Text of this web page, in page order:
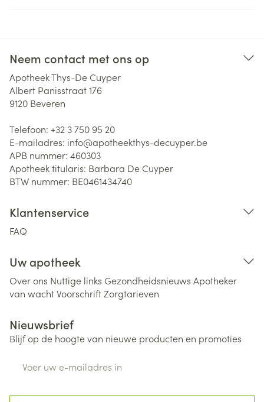
Neem contact met ons op
Apotheek Thys-De Cuyper
Albert Panisstraat 176
9120 Beveren
Telefoon: +32 3 750 95 20
E-mailadres: info@apotheekthys-decuyper.be
APB nummer: 460303
Apotheek titularis: Barbara De Cuyper
BTW nummer: BE0461434740
Klantenservice
FAQ
Uw apotheek
Over ons Nuttige links Gezondheidsnieuws Apotheker
van wachtVoorschriftZorgtarieven
Nieuwsbrief
Blijf op de hoogte van nieuwe producten en promoties